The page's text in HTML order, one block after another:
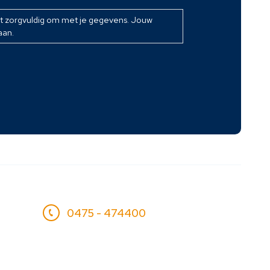
zorgvuldig om met je gegevens. Jouw
0475 - 474400